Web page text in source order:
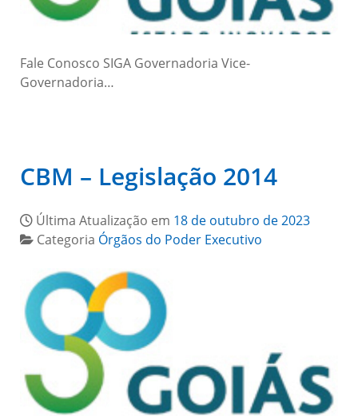
Fale Conosco SIGA Governadoria Vice-
Governadoria…
CBM – Legislação 2014
Última Atualização em 18 de outubro de 2023
Categoria Órgãos do Poder Executivo